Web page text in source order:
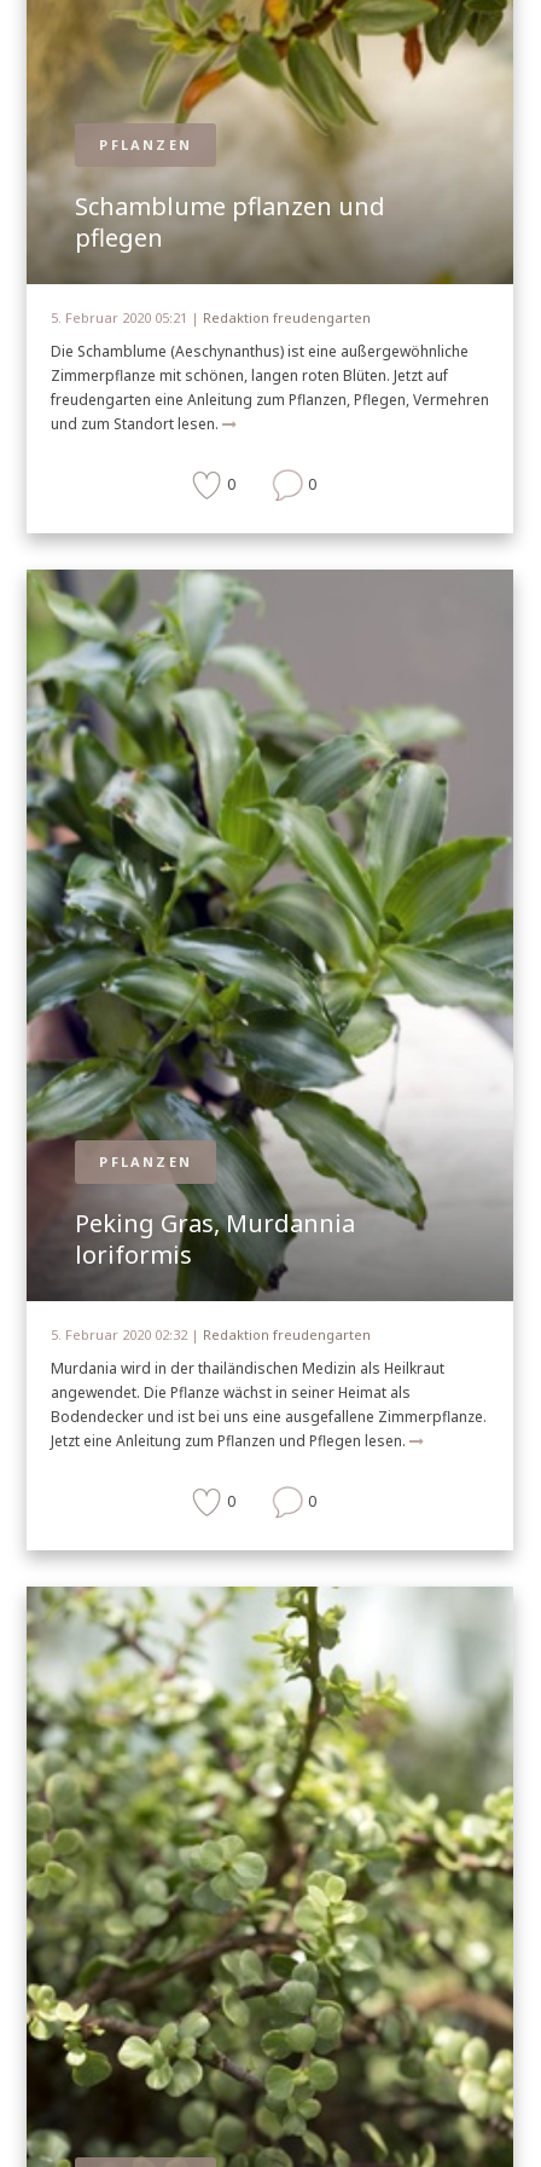
PFLANZEN
Schamblume pflanzen und
pflegen
5. Februar 2020 05:21 | Redaktion freudengarten
Die Schamblume (Aeschynanthus) ist eine außergewöhnliche
Zimmerpflanze mit schönen, langen roten Blüten. Jetzt auf
freudengarten eine Anleitung zum Pflanzen, Pflegen, Vermehren
und zum Standort lesen.
0 0
PFLANZEN
Peking Gras, Murdannia
loriformis
5. Februar 2020 02:32 | Redaktion freudengarten
Murdania wird in der thailändischen Medizin als Heilkraut
angewendet. Die Pflanze wächst in seiner Heimat als
Bodendecker und ist bei uns eine ausgefallene Zimmerpflanze.
Jetzt eine Anleitung zum Pflanzen und Pflegen lesen.
0 0